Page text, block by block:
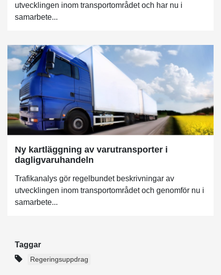
utvecklingen inom transportområdet och har nu i
samarbete...
Ny kartläggning av varutransporter i
dagligvaruhandeln
Trafikanalys gör regelbundet beskrivningar av
utvecklingen inom transportområdet och genomför nu i
samarbete...
Taggar
Regeringsuppdrag